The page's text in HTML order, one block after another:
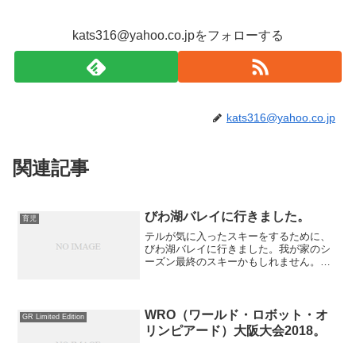
kats316@yahoo.co.jpをフォローする
kats316@yahoo.co.jp
関連記事
育児 びわ湖バレイに行きました。
テルが気に入ったスキーをするために、
びわ湖バレイに行きました。我が家のシ
ーズン最終のスキーかもしれません。朝
キー、ハルとお父さんは雪...
GR Limited Edition
WRO（ワールド・ロボット・オ
リンピアード）大阪大会2018。